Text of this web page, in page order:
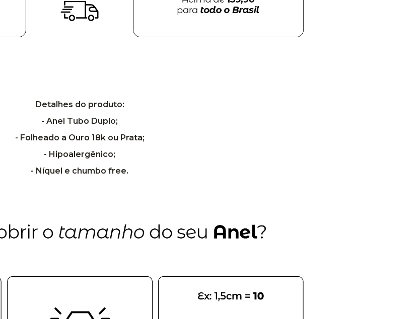
Detalhes do produto:
- Anel Tubo Duplo;
- Folheado a Ouro 18k ou Prata;
- Hipoalergênico;
- Níquel e chumbo free.